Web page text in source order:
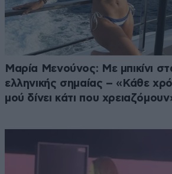
Μαρία Μενούνος: Με μπικίνι
ελληνικής σημαίας – «Κάθε
μού δίνει κάτι που